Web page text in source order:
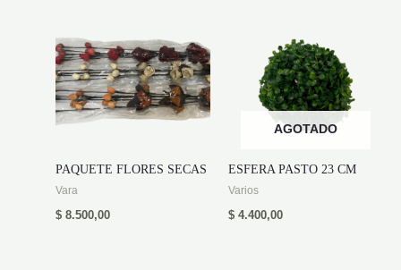
PAQUETE FLORES SECAS
Vara
$ 8.500,00
AGOTADO
ESFERA PASTO 23 CM
Varios
$ 4.400,00